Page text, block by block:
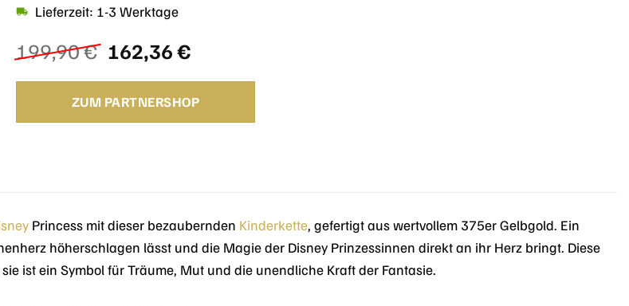
199,90€ Ursprünglicher
Preis
war:
199,90 €
162,36€Aktueller
ist:
162,36 €.
Lieferzeit: 1-3 Werktage
ZUM PARTNERSHOP
Princess mit dieser bezaubernden Kinderkette, gefertigt aus wertvollem 375er Gelbgold. Ein
höherschlagen lässt und die Magie der Disney Prinzessinnen direkt an ihr Herz bringt. Diese
ist ein Symbol für Träume, Mut und die unendliche Kraft der Fantasie.